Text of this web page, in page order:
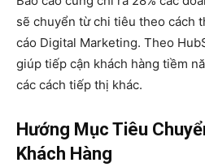
sẽ chuyển từ chi tiêu theo cách
cáo Digital Marketing. Theo
giúp tiếp cận khách hàng tiềm
các cách tiếp thị khác.
Hướng Mục Tiêu
Khách Hàng